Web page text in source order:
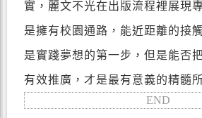
實，麗文不光在出版流程裡展現
是擁有校園通路，能近距離的接
是實踐夢想的第一步，但是能否
有效推廣，才是最有意義的精髓所
END